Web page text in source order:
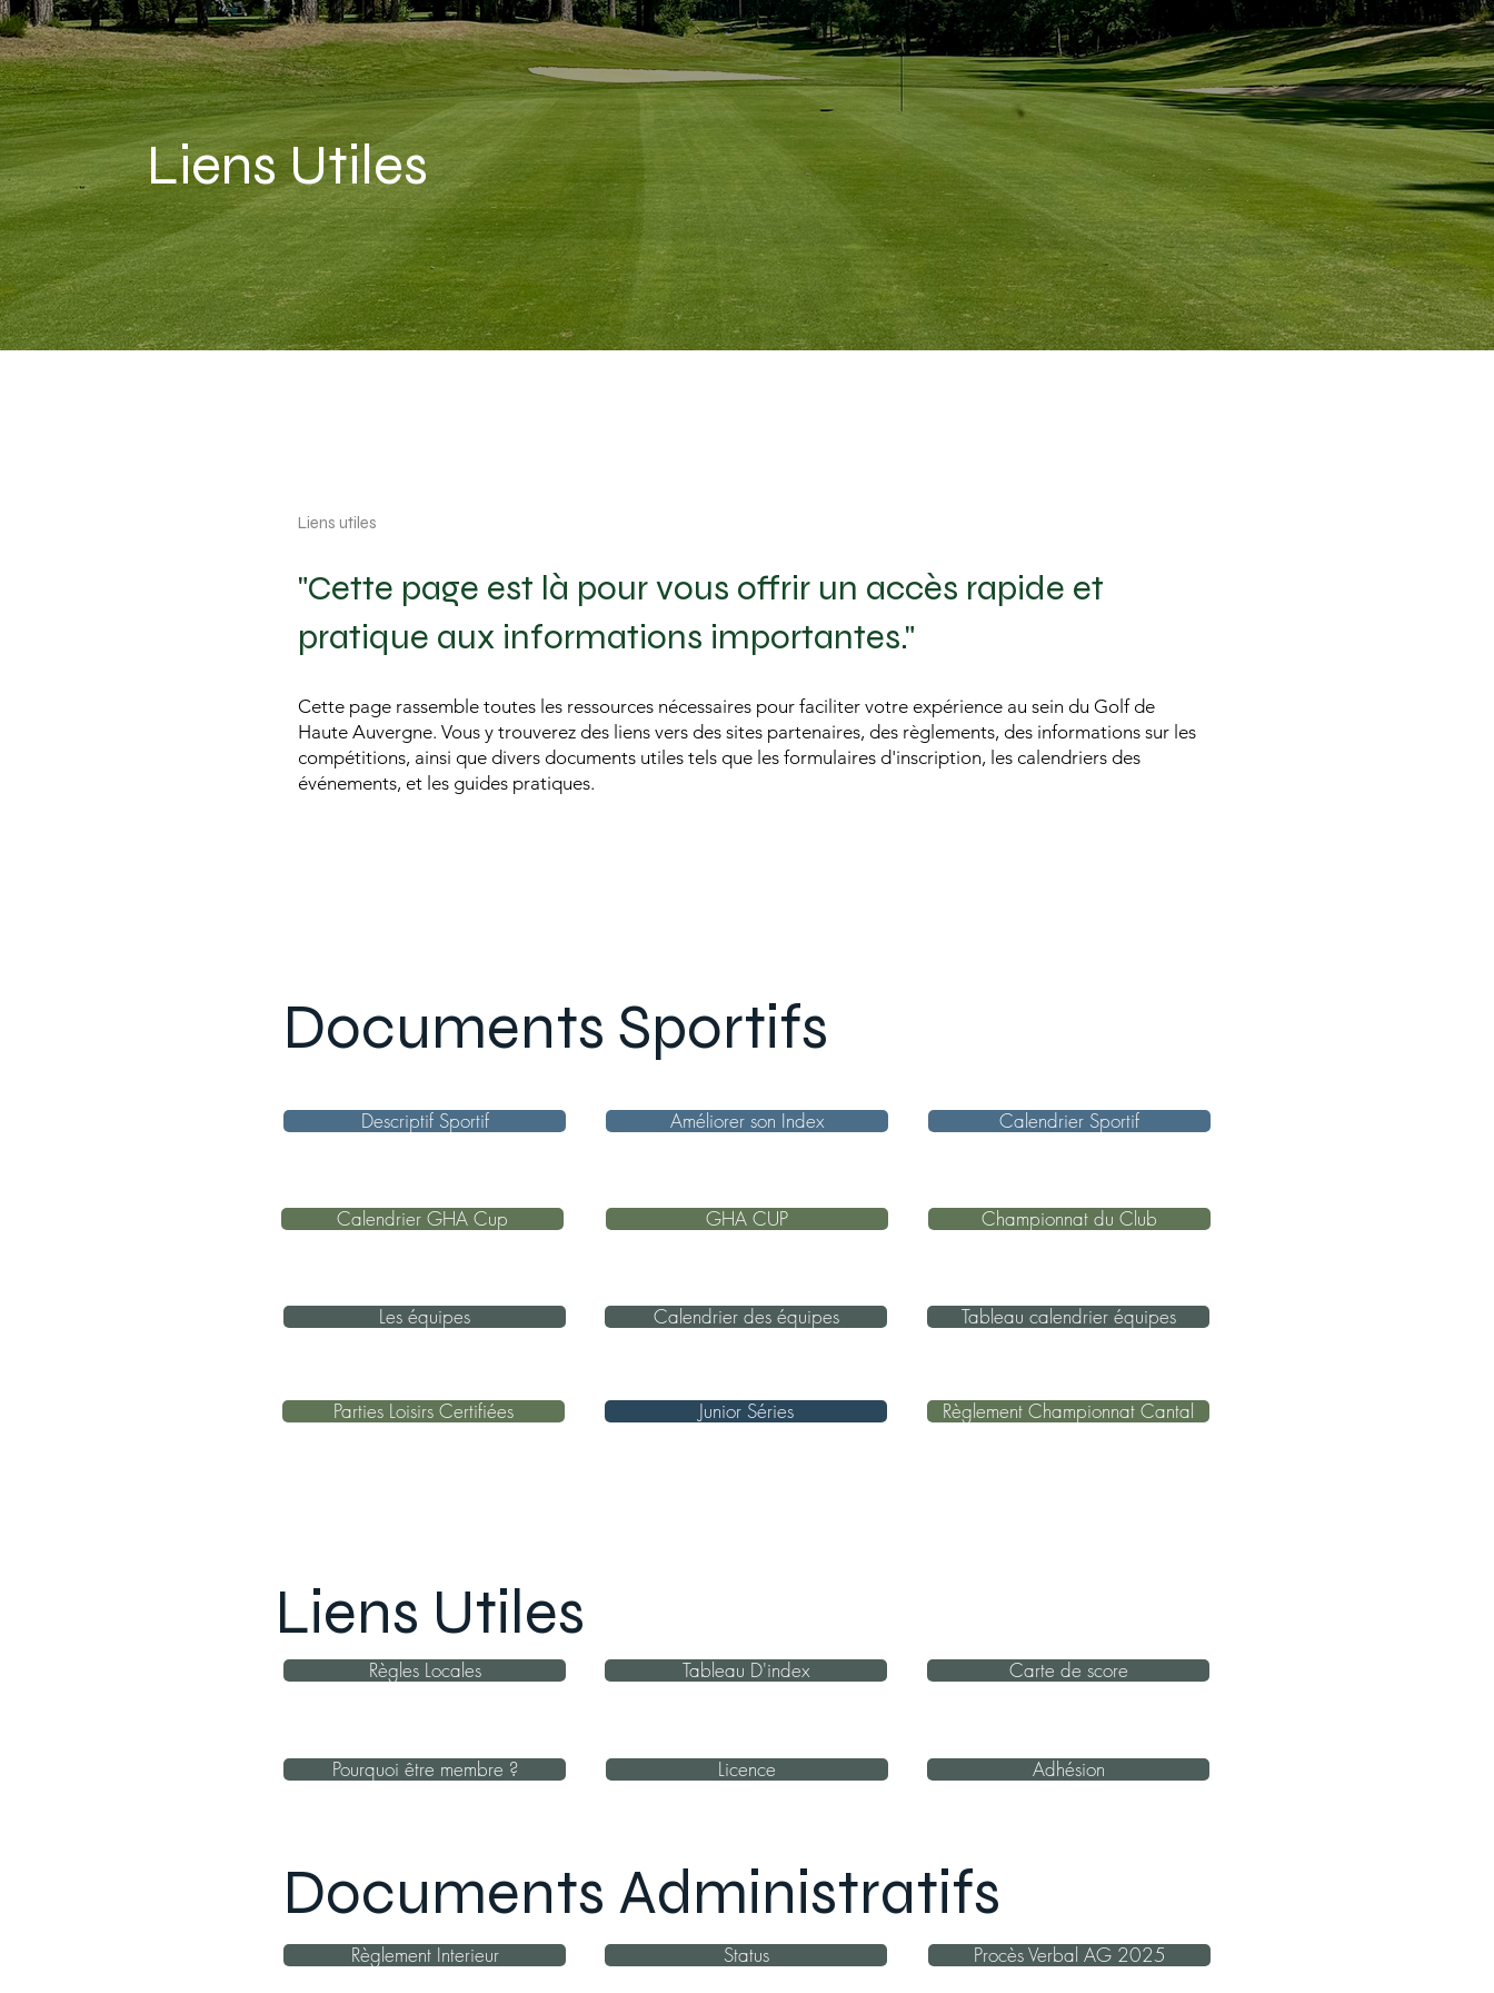
Liens Utiles
Liens utiles
"Cette page est là pour vous offrir un accès rapide et
pratique aux informations importantes."
Cette page rassemble toutes les ressources nécessaires pour faciliter votre expérience au sein du Golf de
Haute Auvergne. Vous y trouverez des liens vers des sites partenaires, des règlements, des informations sur les
compétitions, ainsi que divers documents utiles tels que les formulaires d'inscription, les calendriers des
événements, et les guides pratiques.
Documents Sportifs
Descriptif Sportif
Calendrier GHA Cup
Les équipes
Parties Loisirs Certifiées
Améliorer son Index
GHA CUP
Calendrier des équipes
Junior Séries
Calendrier Sportif
Championnat du Club
Tableau calendrier équipes
Règlement Championnat Cantal
Liens Utiles
Règles Locales
Pourquoi être membre ?
Tableau D'index
Licence
Carte de score
Adhésion
Documents Administratifs
Règlement Interieur Status Procès Verbal AG 2025